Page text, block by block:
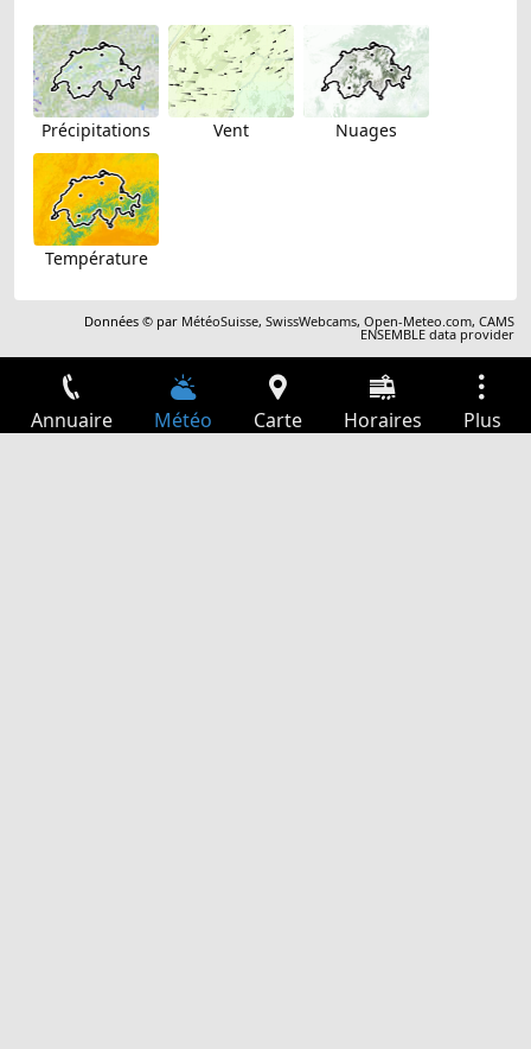
Précipitations Vent Nuages
Température
Données © par MétéoSuisse,SwissWebcams,Open-Meteo.com,CAMS
ENSEMBLE data provider
Annuaire Météo Carte Horaires Plus